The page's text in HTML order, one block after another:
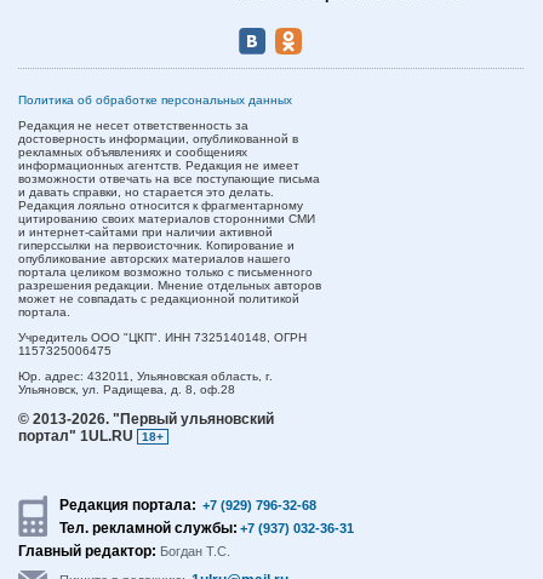
Политика об обработке персональных данных
Редакция не несет ответственность за
достоверность информации, опубликованной в
рекламных объявлениях и сообщениях
информационных агентств. Редакция не имеет
возможности отвечать на все поступающие письма
и давать справки, но старается это делать.
Редакция лояльно относится к фрагментарному
цитированию своих материалов сторонними СМИ
и интернет-сайтами при наличии активной
гиперссылки на первоисточник. Копирование и
опубликование авторских материалов нашего
портала целиком возможно только с письменного
разрешения редакции. Мнение отдельных авторов
может не совпадать с редакционной политикой
портала.
Учредитель ООО "ЦКП". ИНН 7325140148, ОГРН
1157325006475
Юр. адрес: 432011, Ульяновская область, г.
Ульяновск, ул. Радищева, д. 8, оф.28
© 2013-2026. "Первый ульяновский
портал" 1UL.RU
18+
Редакция портала: +7 (929) 796-32-68
Тел. рекламной службы: +7 (937) 032-36-31
Главный редактор: Богдан Т.С.